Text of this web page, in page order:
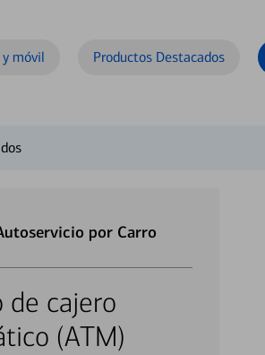
móvil Productos Destacados
por Carro
de cajero
(ATM)